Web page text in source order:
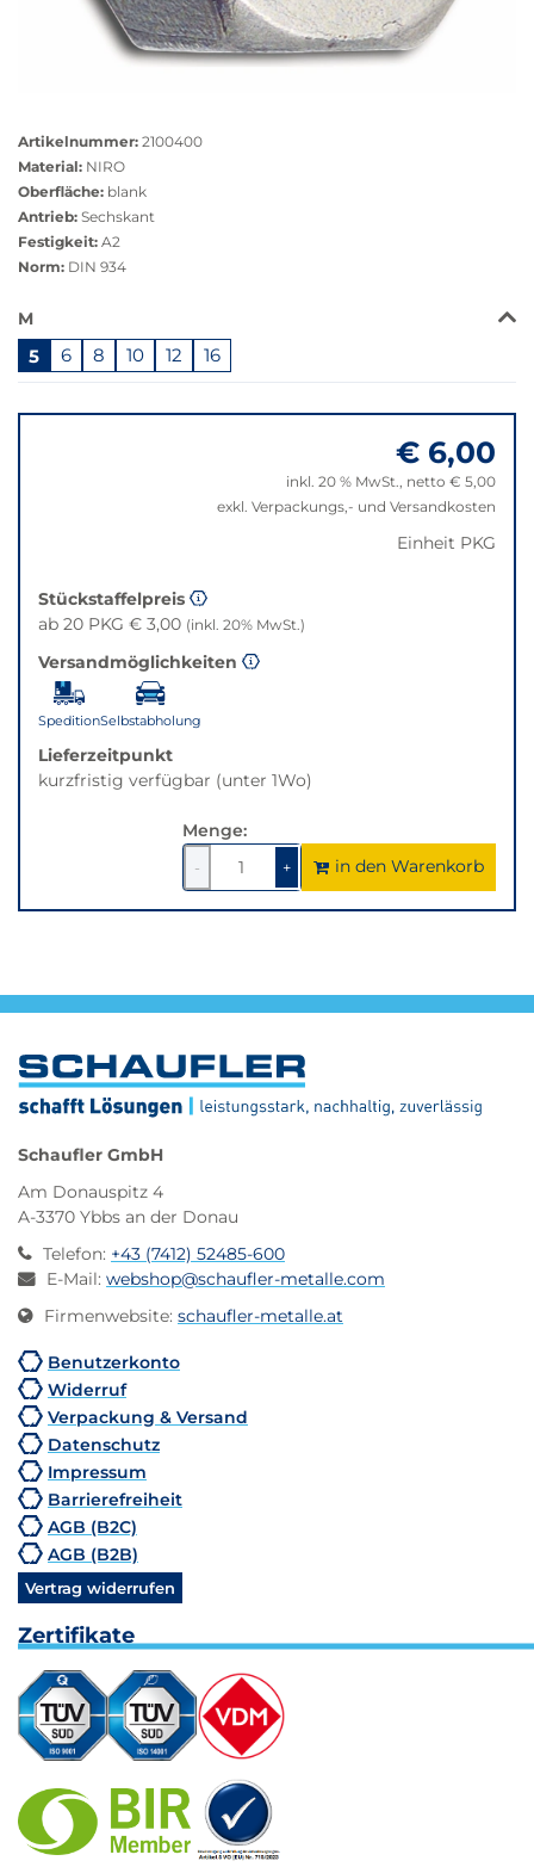
anzeigen
Artikelnummer: 2100400
Material: NIRO
Oberfläche: blank
Antrieb: Sechskant
Festigkeit: A2
Norm: DIN 934
Das
ist
in
dieser
Filter
auf
die
beste
Alternative
der
gewünschten
M
5 6 8 10 12 16
zu
€ 6,00
inkl. 20 % MwSt., netto € 5,00
exkl. Verpackungs,- und Versandkosten
Einheit PKG
Stückstaffelpreis
ab 20 PKG € 3,00 (inkl. 20% MwSt.)
Versandmöglichkeiten
SpeditionSelbstabholung
Lieferzeitpunkt
kurzfristig verfügbar (unter 1Wo)
Menge:
-
1
verringern
+1um
1
erhöhen
in den Warenkorb
Schaufler GmbH
Am Donauspitz 4
A-3370 Ybbs an der Donau
Telefon: +43 (7412) 52485-600
E-Mail: webshop@schaufler-metalle.com
Firmenwebsite: schaufler-metalle.at
Benutzerkonto
Widerruf
Verpackung & Versand
Datenschutz
Impressum
Barrierefreiheit
AGB (B2C)
AGB (B2B)
Vertrag widerrufen
Zertifikate